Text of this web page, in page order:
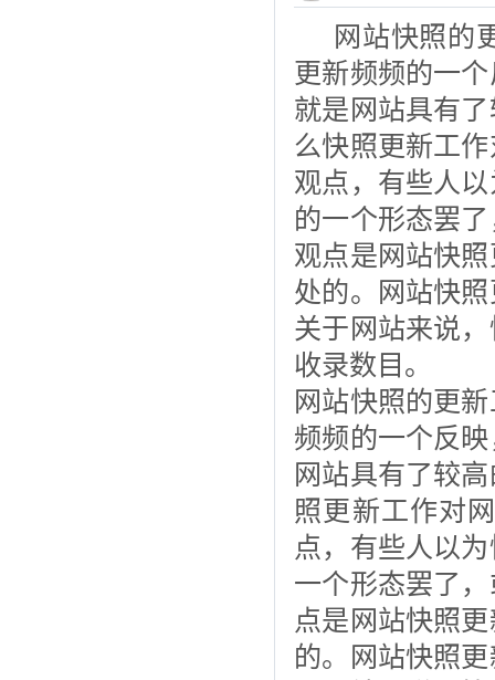
网站快照的
更新频频的一
就是网站具有
么快照更新工
观点，有些人
的一个形态罢
观点是网站快
处的。网站快
关于网站来说
收录数目。
网站快照的更
频频的一个反
网站具有了较
照更新工作对
点，有些人以
一个形态罢了
点是网站快照
的。网站快照